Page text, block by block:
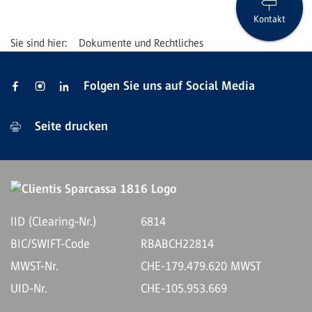
Dokumente und Rechtliches
Kontakt
Folgen Sie uns auf Social Media
Seite drucken
IID (Clearing-Nr.)
6814
BIC/SWIFT-Code
RBABCH22814
MWST-Nr.
CHE-179.479.620 MWST
UID-Nr.
CHE-105.953.669